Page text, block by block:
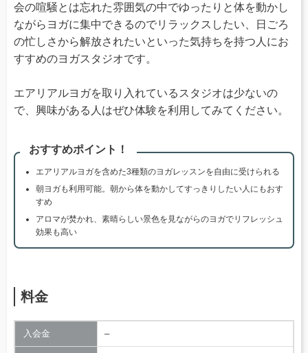
会の喧騒とは忘れた雰囲気の中でゆったりと体を動かし
ながらヨガに集中できるのでリラックスしたい、日ごろ
の忙しさから解放されたいといった気持ちを持つ人にお
すすめのヨガスタジオです。
エアリアルヨガを取り入れているスタジオは少ないの
で、興味がある人はぜひ体験を利用してみてください。
おすすめポイント！
エアリアルヨガを含めた3種類のヨガレッスンを自由に受けられる
朝ヨガも利用可能。朝から体を動かしてすっきりしたい人にもおす
すめ
アロマが焚かれ、素晴らしい景色を見ながらのヨガでリフレッシュ
効果も高い
料金
入会金 –